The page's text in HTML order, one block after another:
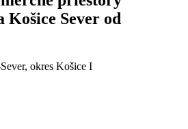
Košice Sever od
okres Košice I